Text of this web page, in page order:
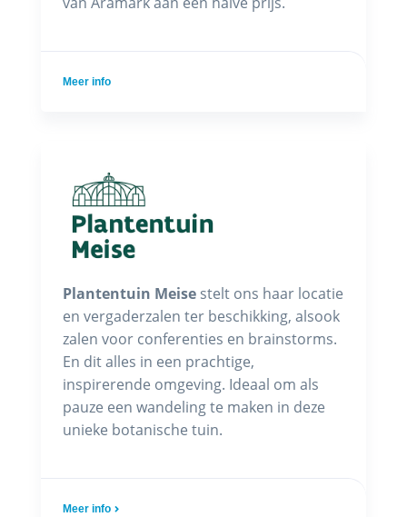
Meer info
Plantentuin Meise stelt ons haar locatie
en vergaderzalen ter beschikking, alsook
zalen voor conferenties en brainstorms.
En dit alles in een prachtige,
inspirerende omgeving. Ideaal om als
pauze een wandeling te maken in deze
unieke botanische tuin.
Meer info